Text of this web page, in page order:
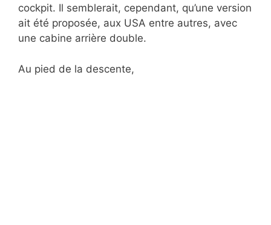
cockpit. Il semblerait, cependant, qu’une version
ait été proposée, aux USA entre autres, avec
une cabine arrière double.
Au pied de la descente,